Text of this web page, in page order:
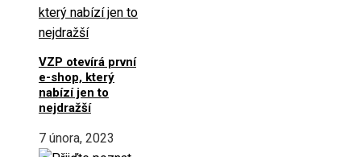
VZP otevírá první
e-shop, který
nabízí jen to
nejdražší
7 února, 2023